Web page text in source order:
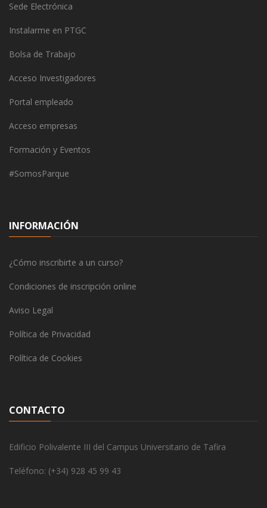
Sede Electrónica
Instalarme en PTGC
Bolsa de Trabajo
Acceso Investigadores
Portal empleado
Acceso empresas
Formación y Eventos
#SomosParque
INFORMACIÓN
¿Cómo inscribirte a un curso?
Condiciones de inscripción online
Aviso Legal
Política de Privacidad
Política de Cookies
CONTACTO
Edificio Polivalente III del Campus Universitario de Tafira
Teléfono: (+34) 928 45 99 43